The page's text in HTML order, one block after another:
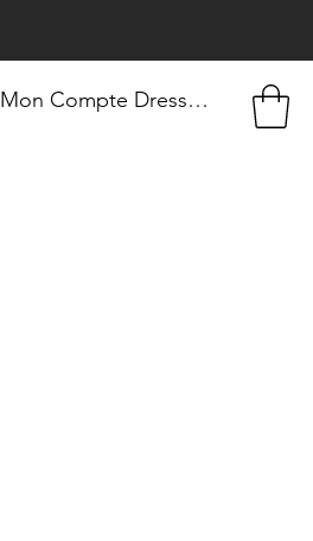
Mon Compte Dresseur